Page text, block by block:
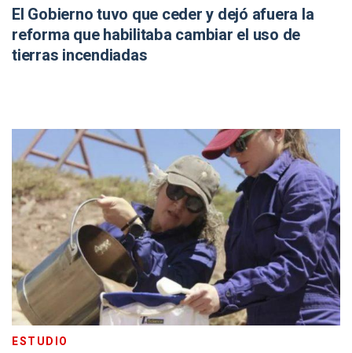
El Gobierno tuvo que ceder y dejó afuera la
reforma que habilitaba cambiar el uso de
tierras incendiadas
ESTUDIO